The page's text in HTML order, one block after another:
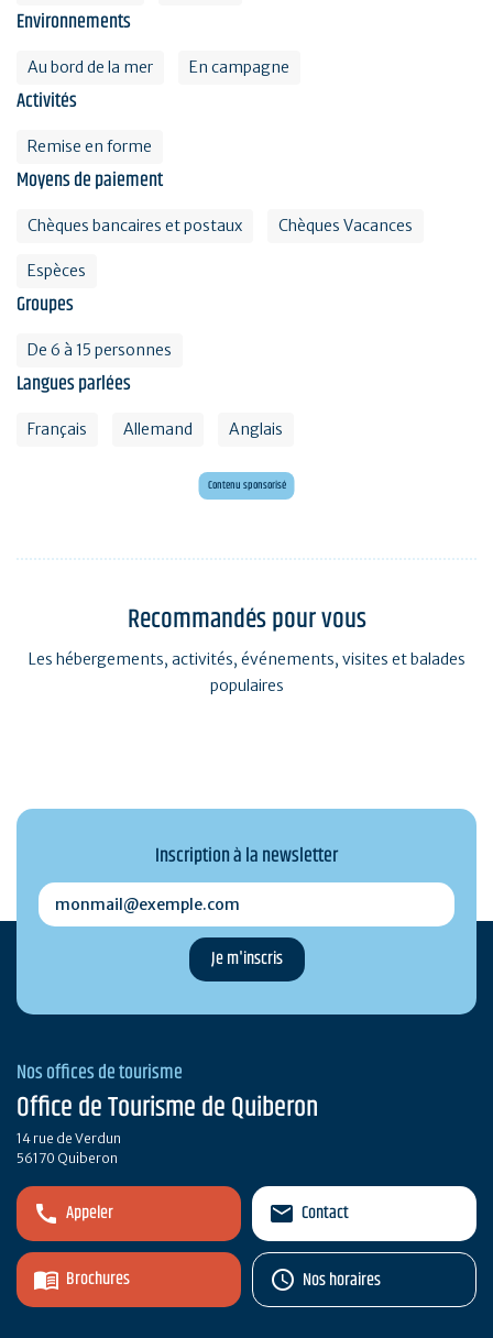
Environnements
Au bord de la mer En campagne
Activités
Remise en forme
Moyens de paiement
Chèques bancaires et postaux Chèques Vacances
Espèces
Groupes
De 6 à 15 personnes
Langues parlées
Français Allemand Anglais
Contenu sponsorisé
Maxi mini golf 26 trous à deux pas de l'océan
Recommandés pour vous
Les hébergements, activités, événements, visites et balades
populaires
Inscription à la newsletter
monmail@exemple.com
Nos offices de tourisme
Office de Tourisme de Quiberon
14 rue de Verdun
56170 Quiberon
Appeler
Brochures
Contact
Nos horaires